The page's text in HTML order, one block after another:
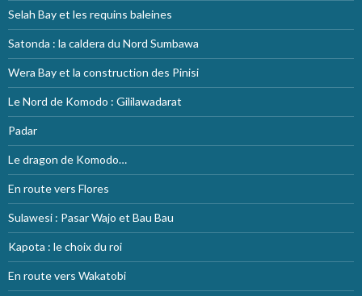
Selah Bay et les requins baleines
Satonda : la caldera du Nord Sumbawa
Wera Bay et la construction des Pinisi
Le Nord de Komodo : Gililawadarat
Padar
Le dragon de Komodo…
En route vers Flores
Sulawesi : Pasar Wajo et Bau Bau
Kapota : le choix du roi
En route vers Wakatobi